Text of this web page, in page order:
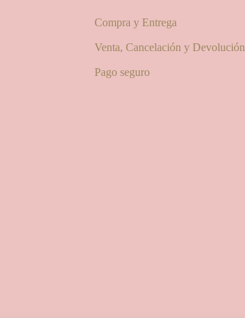
Compra y Entrega
Venta, Cancelación y Devolución
Pago seguro